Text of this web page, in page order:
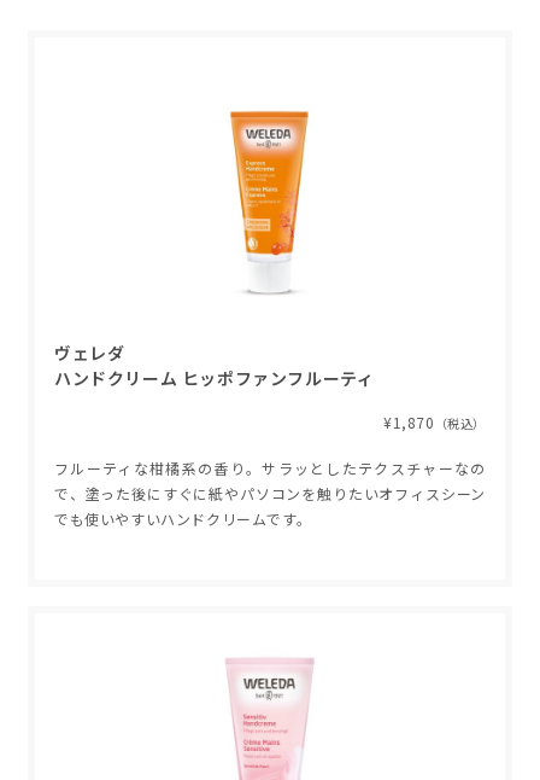
ヴェレダ
ハンドクリーム ヒッポファンフルーティ
¥1,870 （税込）
フルーティな柑橘系の香り。サラッとしたテクスチャーなの
で、塗った後にすぐに紙やパソコンを触りたいオフィスシーン
でも使いやすいハンドクリームです。